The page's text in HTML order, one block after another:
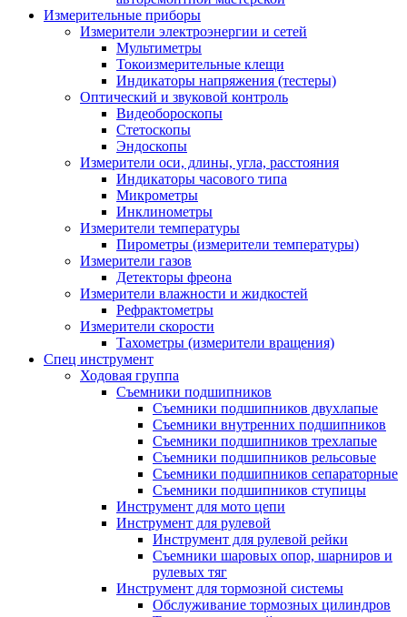
Измерительные приборы
Измерители электроэнергии и сетей
Мультиметры
Токоизмерительные клещи
Индикаторы напряжения (тестеры)
Оптический и звуковой контроль
Видеобороскопы
Стетоскопы
Эндоскопы
Измерители оси, длины, угла, расстояния
Индикаторы часового типа
Микрометры
Инклинометры
Измерители температуры
Пирометры (измерители температуры)
Измерители газов
Детекторы фреона
Измерители влажности и жидкостей
Рефрактометры
Измерители скорости
Тахометры (измерители вращения)
Спец инструмент
Ходовая группа
Съемники подшипников
Съемники подшипников двухлапые
Съемники внутренних подшипников
Съемники подшипников трехлапые
Съемники подшипников рельсовые
Съемники подшипников сепараторные
Съемники подшипников ступицы
Инструмент для мото цепи
Инструмент для рулевой
Инструмент для рулевой рейки
Съемники шаровых опор, шарниров и
рулевых тяг
Инструмент для тормозной системы
Обслуживание тормозных цилиндров